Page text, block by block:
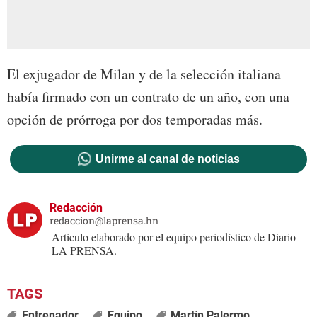
El exjugador de Milan y de la selección italiana
había firmado con un contrato de un año, con una
opción de prórroga por dos temporadas más.
Unirme al canal de noticias
Redacción
redaccion@laprensa.hn
Artículo elaborado por el equipo periodístico de Diario
LA PRENSA.